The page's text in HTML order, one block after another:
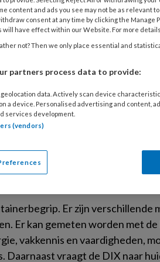
een uitgebreid overzicht
gebied van duurzame
groot aantal hoogleraren,
en A&O-adviseurs onder
van der Heijden. Het boek
in combinatie met
Er zijn verschillende
Er kan gemeten worden met de
vakkennis en vaardigheden,
vraagt de DIX naar
content and ads you see may not be as relevant
consent at any time by clicking the Manage
will have effect within our Website. For more
not? Then we only place essential and
partners process data to provide:
data. Actively scan device
a device. Personalised advertising and content,
services development.
(vendors)